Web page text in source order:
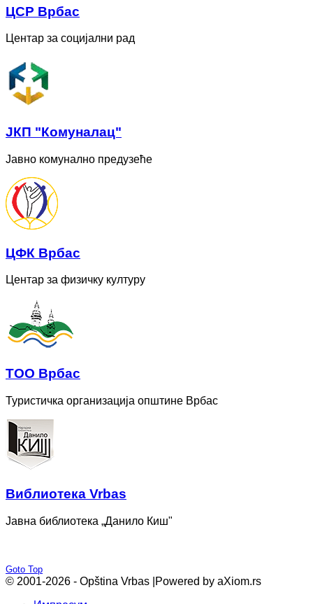
ЦСР Врбас
Центар за социјални рад
ЈКП "Комуналац"
Јавно комунално предузеће
ЦФК Врбас
Центар за физичку културу
ТОО Врбас
Туристичка организација општине Врбас
Bиблиотека Vrbas
Јавна библиотека „Данило Киш"
Goto Top
© 2001-2026 - Opština Vrbas | Powered by aXiom.rs